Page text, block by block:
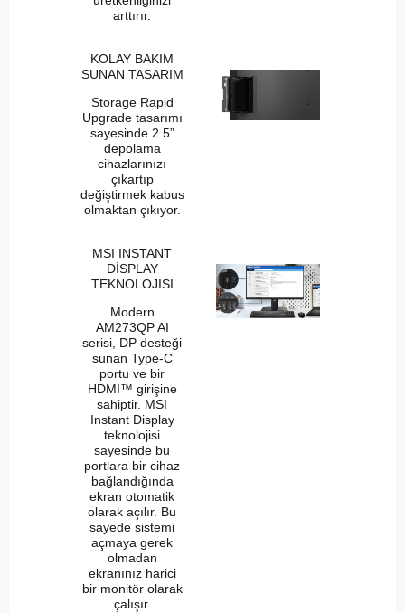
arttırır.
KOLAY BAKIM
SUNAN TASARIM
Storage Rapid
Upgrade tasarımı
sayesinde 2.5”
depolama
cihazlarınızı
çıkartıp
değiştirmek kabus
olmaktan çıkıyor.
MSI INSTANT
DİSPLAY
TEKNOLOJİSİ
Modern
AM273QP AI
serisi, DP desteği
sunan Type-C
portu ve bir
HDMI™ girişine
sahiptir. MSI
Instant Display
teknolojisi
sayesinde bu
portlara bir cihaz
bağlandığında
ekran otomatik
olarak açılır. Bu
sayede sistemi
açmaya gerek
olmadan
ekranınız harici
bir monitör olarak
çalışır.